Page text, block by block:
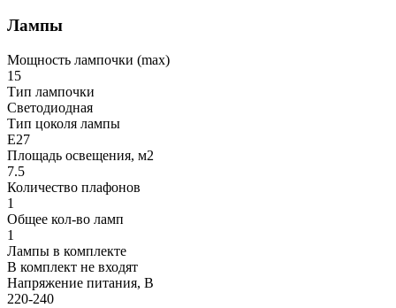
Лампы
Мощность лампочки (max)
15
Тип лампочки
Светодиодная
Тип цоколя лампы
E27
Площадь освещения, м2
7.5
Количество плафонов
1
Общее кол-во ламп
1
Лампы в комплекте
В комплект не входят
Напряжение питания, В
220-240